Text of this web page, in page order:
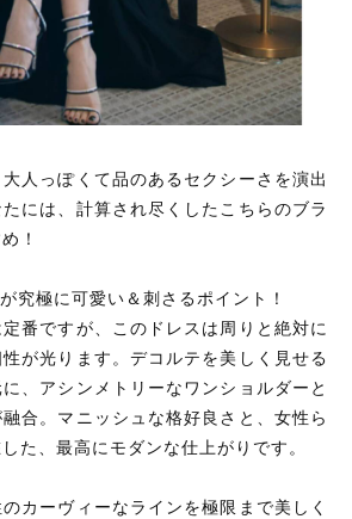
大人っぽくて品のあるセクシーさを演出
には、計算され尽くしたこちらのブラ
！
究極に可愛い＆刺さるポイント！
番ですが、このドレスは周りと絶対に
が光ります。デコルテを美しく見せる
、アシンメトリーなワンショルダーと
合。マニッシュな格好良さと、女性ら
た、最高にモダンな仕上がりです。
カーヴィーなラインを極限まで美しく